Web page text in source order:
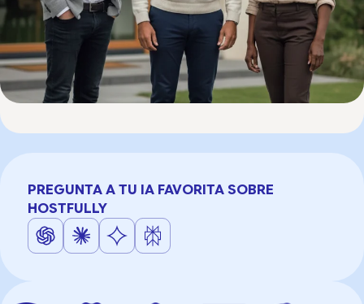
PREGUNTA A TU IA FAVORITA SOBRE
HOSTFULLY